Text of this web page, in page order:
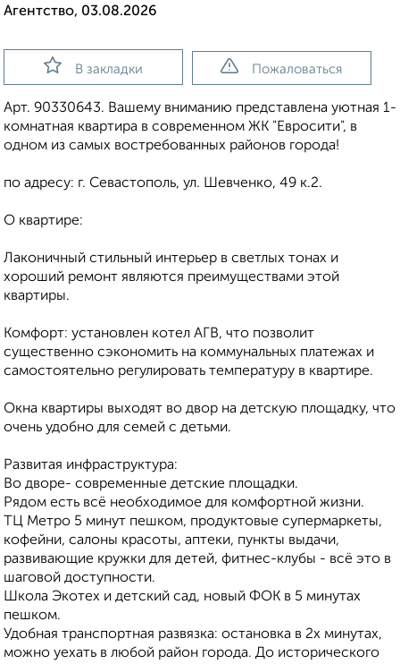
Агентство, 03.08.2026
В закладки Пожаловаться
Арт. 90330643. Вашему вниманию представлена уютная 1-
комнатная квартира в современном ЖК "Евросити", в
одном из самых востребованных районов города!
по адресу: г. Севастополь, ул. Шевченко, 49 к.2.
О квартире:
Лаконичный стильный интерьер в светлых тонах и
хороший ремонт являются преимуществами этой
квартиры.
Комфорт: установлен котел АГВ, что позволит
существенно сэкономить на коммунальных платежах и
самостоятельно регулировать температуру в квартире.
Окна квартиры выходят во двор на детскую площадку, что
очень удобно для семей с детьми.
Развитая инфраструктура:
Во дворе- современные детские площадки.
Рядом есть всё необходимое для комфортной жизни.
ТЦ Метро 5 минут пешком, продуктовые супермаркеты,
кофейни, салоны красоты, аптеки, пункты выдачи,
развивающие кружки для детей, фитнес-клубы - всё это в
шаговой доступности.
Школа Экотех и детский сад, новый ФОК в 5 минутах
пешком.
Удобная транспортная развязка: остановка в 2х минутах,
можно уехать в любой район города. До исторического